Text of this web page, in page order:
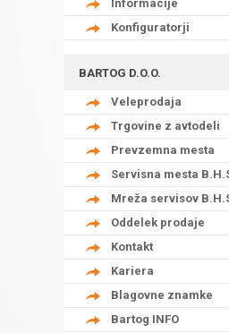
Informacije
Konfiguratorji
BARTOG D.O.O.
Veleprodaja
Trgovine z avtodeli
Prevzemna mesta
Servisna mesta
Mreža servisov
Oddelek prodaje
Kontakt
Kariera
Blagovne znamke
Bartog INFO